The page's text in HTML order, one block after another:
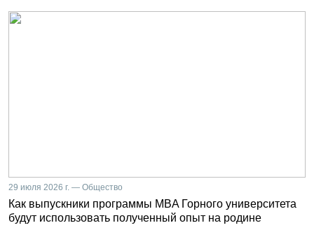
29 июля 2026 г. — Общество
Как выпускники программы MBA Горного университета
будут использовать полученный опыт на родине